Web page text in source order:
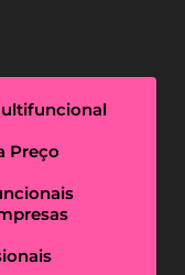
Preço